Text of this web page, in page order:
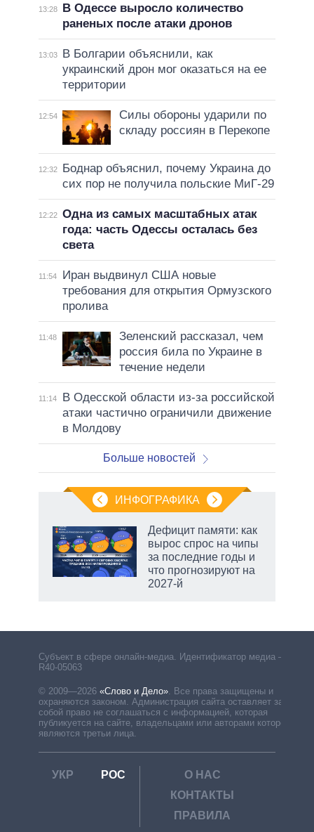
13:28
В Одессе выросло количество
раненых после атаки дронов
13:03
В Болгарии объяснили, как
украинский дрон мог оказаться на ее
территории
12:54
Силы обороны ударили по
складу россиян в Перекопе
12:32
Боднар объяснил, почему Украина до
сих пор не получила польские МиГ-29
12:22 Одна из самых масштабных атак
года: часть Одессы осталась без
света
11:54
Иран выдвинул США новые
требования для открытия Ормузского
пролива
11:48
Зеленский рассказал, чем
россия била по Украине в
течение недели
11:14
В Одесской области из-за российской
атаки частично ограничили движение
в Молдову
Больше новостей
ИНФОГРАФИКА
Дефицит памяти: как
вырос спрос на чипы
за последние годы и
что прогнозируют на
2027-й
Субъект в сфере онлайн-медиа. Идентификатор медиа –
R40-05063
© 2009—2026 «Слово и Дело»
Все права защищены и
охраняются законом. Администрация сайта оставляет за
собой право не соглашаться с информацией, которая
публикуется на сайте, владельцами или авторами которой
являются третьи лица.
УКР РОС
О НАС
КОНТАКТЫ
ПРАВИЛА